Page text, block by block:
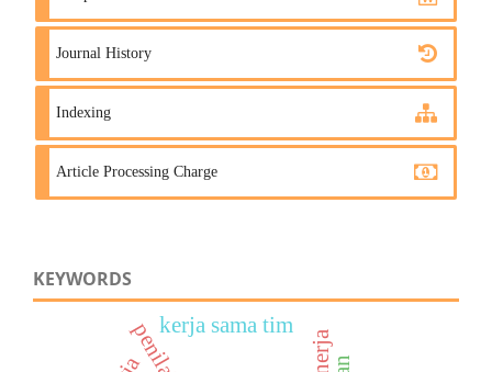
Journal History
Indexing
Article Processing Charge
KEYWORDS
kerja sama tim